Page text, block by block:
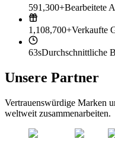
591,300+Bearbeitete
1,108,700+Verkaufte
63sDurchschnittliche
Unsere Partner
Vertrauenswürdige Marken
weltweit zusammenarbeiten.